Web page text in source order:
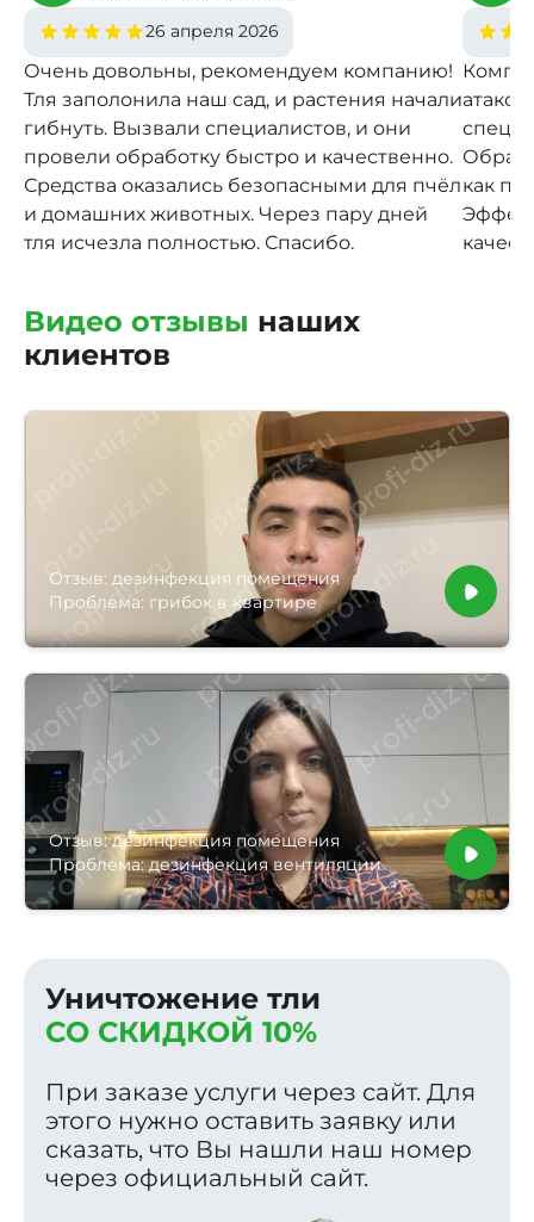
26 апреля 2026
Очень довольны, рекомендуем компанию!
Тля заполонила наш сад, и растения начали
гибнуть. Вызвали специалистов, и они
провели обработку быстро и качественно.
Средства оказались безопасными для пчёл
и домашних животных. Через пару дней
тля исчезла полностью. Спасибо.
как
Видео отзывы наших
клиентов
Отзыв: дезинфекция помещения
Проблема: грибок в квартире
Отзыв: дезинфекция помещения
Проблема: дезинфекция вентиляции
Уничтожение тли
СО СКИДКОЙ 10%
При заказе услуги через сайт. Для
этого нужно оставить заявку или
сказать, что Вы нашли наш номер
через официальный сайт.